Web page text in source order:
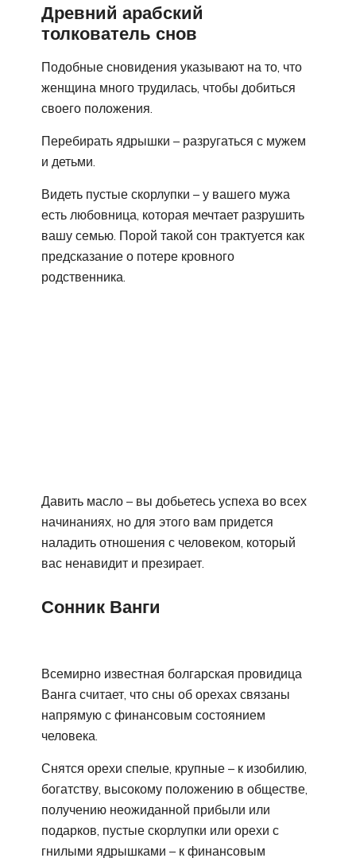
Древний арабский
толкователь снов
Подобные сновидения указывают на то, что
женщина много трудилась, чтобы добиться
своего положения.
Перебирать ядрышки – разругаться с мужем
и детьми.
Видеть пустые скорлупки – у вашего мужа
есть любовница, которая мечтает разрушить
вашу семью. Порой такой сон трактуется как
предсказание о потере кровного
родственника.
Давить масло – вы добьетесь успеха во всех
начинаниях, но для этого вам придется
наладить отношения с человеком, который
вас ненавидит и презирает.
Сонник Ванги
Всемирно известная болгарская провидица
Ванга считает, что сны об орехах связаны
напрямую с финансовым состоянием
человека.
Снятся орехи спелые, крупные – к изобилию,
богатству, высокому положению в обществе,
получению неожиданной прибыли или
подарков, пустые скорлупки или орехи с
гнилыми ядрышками – к финансовым